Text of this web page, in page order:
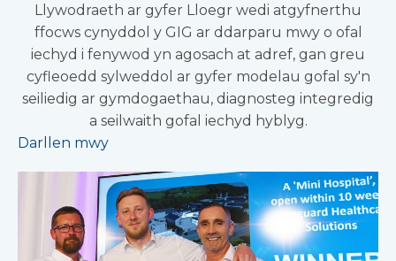
Llywodraeth ar gyfer Lloegr wedi atgyfnerthu
ffocws cynyddol y GIG ar ddarparu mwy o ofal
iechyd i fenywod yn agosach at adref, gan greu
cyfleoedd sylweddol ar gyfer modelau gofal sy'n
seiliedig ar gymdogaethau, diagnosteg integredig
a seilwaith gofal iechyd hyblyg.
Darllen mwy